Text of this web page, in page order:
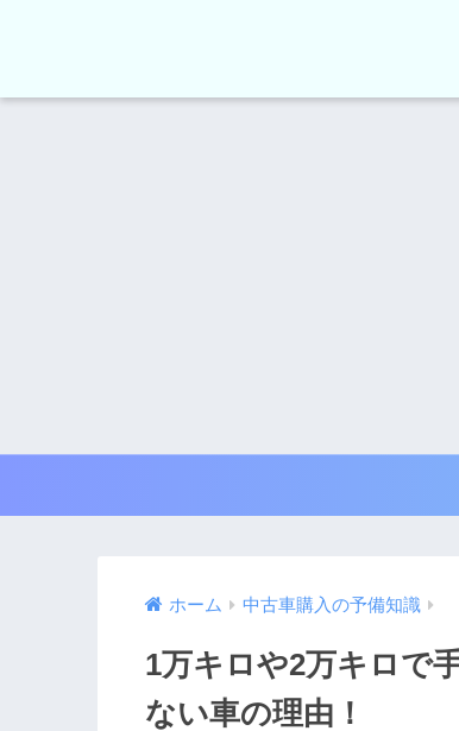
ホーム 中古車購入の予備知識
1万キロや2万キロで
ない車の理由！